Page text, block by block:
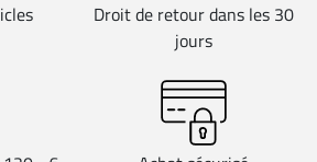
Droit de retour dans les 30
jours